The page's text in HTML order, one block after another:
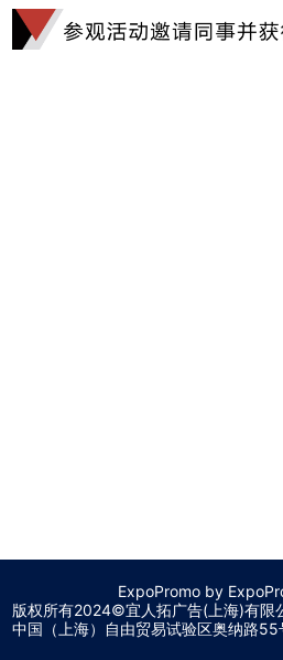
ExpoPromo by
版权所有2024©宜人拓广告(上海)有限
中国（上海）自由贸易试验区奥纳路